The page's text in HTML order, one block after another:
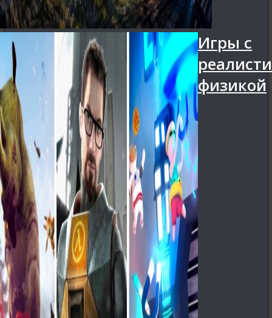
Игры с
физикой